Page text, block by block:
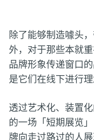
除了能够制造噱头
外，对于那些本就
品牌形象传递窗口
是它们在线下进行
透过艺术化、装置
的一场「短期展览
牌向走过路过的人